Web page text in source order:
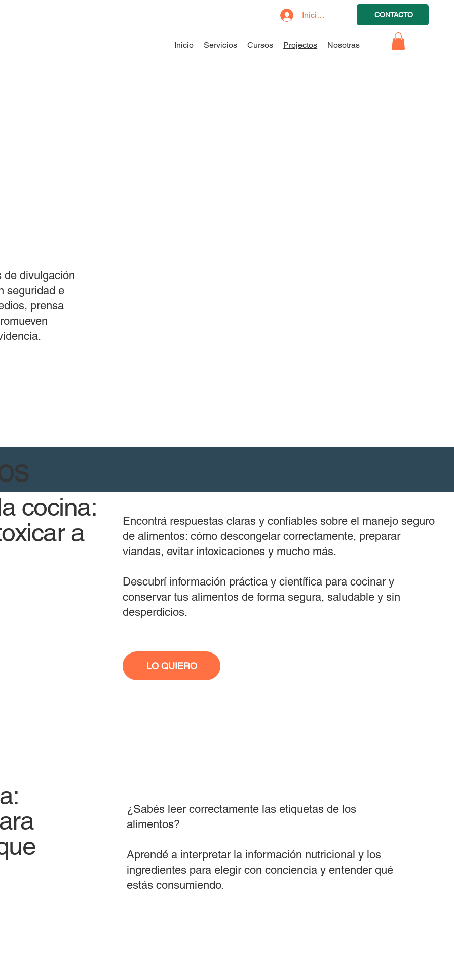
Inicio Servicios Cursos Projectos Nosotras
Iniciar sesión CONTACTO
de divulgación
seguridad e
prensa
cocina:
a
Encontrá respuestas claras y confiables sobre el manejo seguro
de alimentos: cómo descongelar correctamente, preparar
viandas, evitar intoxicaciones y mucho más.
Descubrí información práctica y científica para cocinar y
conservar tus alimentos de forma segura, saludable y sin
desperdicios.
LO QUIERO
¿Sabés leer correctamente las etiquetas de los
alimentos?
Aprendé a interpretar la información nutricional y los
ingredientes para elegir con conciencia y entender qué
estás consumiendo.